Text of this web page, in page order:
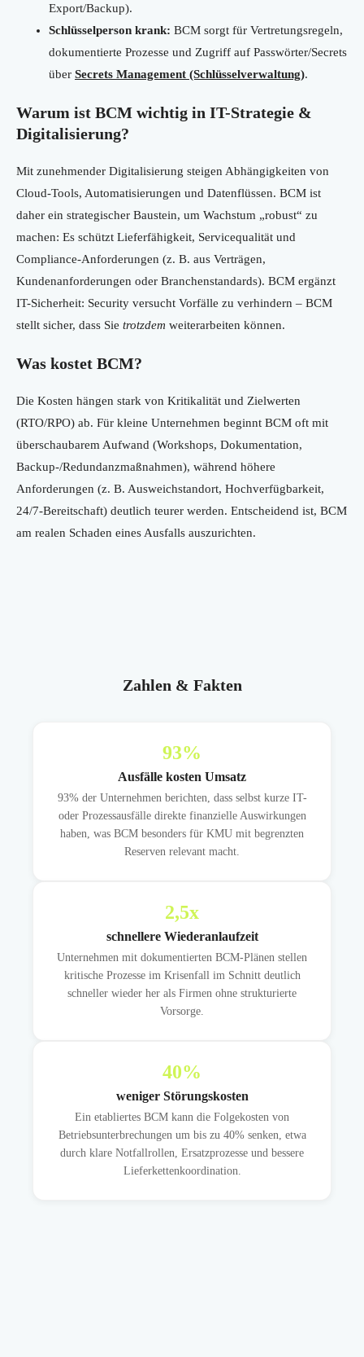
Export/Backup).
Schlüsselperson krank: BCM sorgt für Vertretungsregeln,
dokumentierte Prozesse und Zugriff auf Passwörter/Secrets
über Secrets Management (Schlüsselverwaltung).
Warum ist BCM wichtig in IT-Strategie &
Digitalisierung?
Mit zunehmender Digitalisierung steigen Abhängigkeiten von
Cloud-Tools, Automatisierungen und Datenflüssen. BCM ist
daher ein strategischer Baustein, um Wachstum „robust“ zu
machen: Es schützt Lieferfähigkeit, Servicequalität und
Compliance-Anforderungen (z. B. aus Verträgen,
Kundenanforderungen oder Branchenstandards). BCM ergänzt
IT-Sicherheit: Security versucht Vorfälle zu verhindern – BCM
stellt sicher, dass Sie trotzdem weiterarbeiten können.
Was kostet BCM?
Die Kosten hängen stark von Kritikalität und Zielwerten
(RTO/RPO) ab. Für kleine Unternehmen beginnt BCM oft mit
überschaubarem Aufwand (Workshops, Dokumentation,
Backup-/Redundanzmaßnahmen), während höhere
Anforderungen (z. B. Ausweichstandort, Hochverfügbarkeit,
24/7-Bereitschaft) deutlich teurer werden. Entscheidend ist, BCM
am realen Schaden eines Ausfalls auszurichten.
Zahlen & Fakten
93%
Ausfälle kosten Umsatz
93% der Unternehmen berichten, dass selbst kurze IT-
oder Prozessausfälle direkte finanzielle Auswirkungen
haben, was BCM besonders für KMU mit begrenzten
Reserven relevant macht.
2,5x
schnellere Wiederanlaufzeit
Unternehmen mit dokumentierten BCM-Plänen stellen
kritische Prozesse im Krisenfall im Schnitt deutlich
schneller wieder her als Firmen ohne strukturierte
Vorsorge.
40%
weniger Störungskosten
Ein etabliertes BCM kann die Folgekosten von
Betriebsunterbrechungen um bis zu 40% senken, etwa
durch klare Notfallrollen, Ersatzprozesse und bessere
Lieferkettenkoordination.